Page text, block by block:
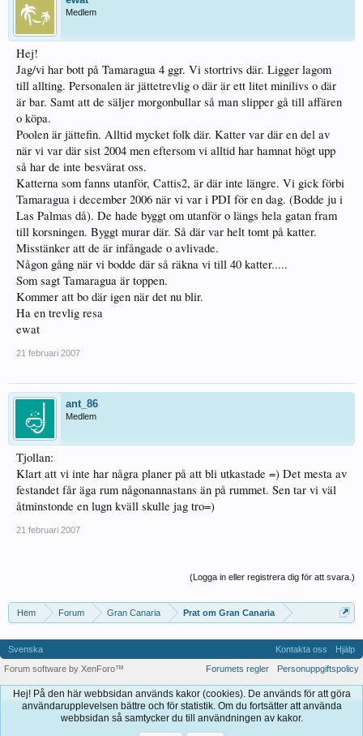
Medlem
Hej!
Jag/vi har bott på Tamaragua 4 ggr. Vi stortrivs där. Ligger lagom
till allting. Personalen är jättetrevlig o där är ett litet minilivs o där
är bar. Samt att de säljer morgonbullar så man slipper gå till affären
o köpa.
Poolen är jättefin. Alltid mycket folk där. Katter var där en del av
när vi var där sist 2004 men eftersom vi alltid har hamnat högt upp
så har de inte besvärat oss.
Katterna som fanns utanför, Cattis2, är där inte längre. Vi gick förbi
Tamaragua i december 2006 när vi var i PDI för en dag. (Bodde ju i
Las Palmas då). De hade byggt om utanför o längs hela gatan fram
till korsningen. Byggt murar där. Så där var helt tomt på katter.
Misstänker att de är infångade o avlivade.
Någon gång när vi bodde där så räkna vi till 40 katter.....
Som sagt Tamaragua är toppen.
Kommer att bo där igen när det nu blir.
Ha en trevlig resa
ewat
21 februari 2007
ant_86
Medlem
Tjollan:
Klart att vi inte har några planer på att bli utkastade =) Det mesta av
festandet får äga rum någonannastans än på rummet. Sen tar vi väl
åtminstonde en lugn kväll skulle jag tro=)
21 februari 2007
(Logga in eller registrera dig för att svara.)
Hem Forum Gran Canaria Prat om Gran Canaria
Svenska Kontakta oss
Hjälp
Forumets regler
Personuppgiftspolicy
Forum software by XenForo™
Hej! På den här webbsidan används kakor (cookies). De används för att göra
användarupplevelsen bättre och för statistik. Om du fortsätter att använda
webbsidan så samtycker du till användningen av kakor.